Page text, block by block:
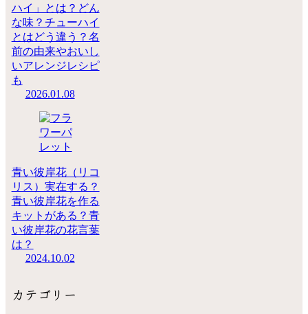
ハイ」とは？どん
な味？チューハイ
とはどう違う？名
前の由来やおいし
いアレンジレシピ
も
2026.01.08
青い彼岸花（リコ
リス）実在する？
青い彼岸花を作る
キットがある？青
い彼岸花の花言葉
は？
2024.10.02
カテゴリー